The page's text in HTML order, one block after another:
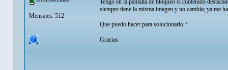
Mensajes: 512
Tengo en la pantalla de bloqueo el contenido
siempre tiene la misma imagen y no cambia; ya me
Que puedo hacer para solucionarlo ?
Gracias